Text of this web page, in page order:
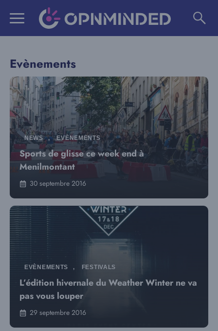
Evènements
NEWS , EVÈNEMENTS
Sports de glisse ce week end à
Menilmontant
30 septembre 2016
EVÈNEMENTS , FESTIVALS
L’édition hivernale du Weather Winter ne va
pas vous louper
29 septembre 2016